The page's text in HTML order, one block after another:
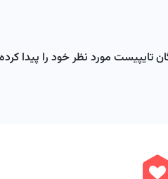
مورد نظر خود را پیدا